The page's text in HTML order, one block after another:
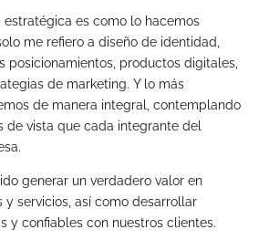
estratégica es como lo hacemos
me refiero a diseño de identidad,
posicionamientos, productos digitales,
de marketing. Y lo más
de manera integral, contemplando
de vista que cada integrante del
generar un verdadero valor en
servicios, así como desarrollar
y confiables con nuestros clientes.